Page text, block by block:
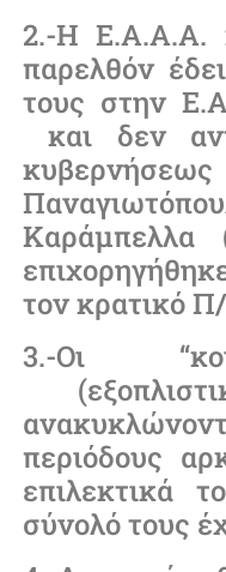
2.-Η Ε.Α.Α.Α.
παρελθόν
τους στην
και δεν
τον κρατικό
3.-Οι
περιόδους
επιλεκτικά
σύνολό τους